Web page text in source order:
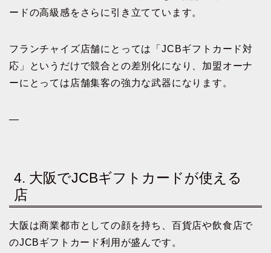
ードの高級感をさらに引き立てています。
フランチャイズ店舗にとっては「JCBギフトカード対
応」というだけで競合との差別化になり、加盟オーナ
ーにとっては店舗集客の強力な武器になります。
—
4. 大阪でJCBギフトカードが使える
店
大阪は商業都市としての顔を持ち、百貨店や飲食店で
のJCBギフトカード利用が盛んです。